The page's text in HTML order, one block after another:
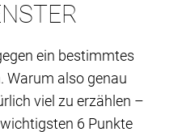
ein bestimmtes
Warum also genau
viel zu erzählen –
6 Punkte